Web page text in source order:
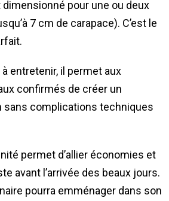
pour une ou deux
7 cm de carapace). C’est le
entretenir, il permet aux
confirmés de créer un
sans complications techniques
permet d’allier économies et
avant l’arrivée des beaux jours.
pourra emménager dans son